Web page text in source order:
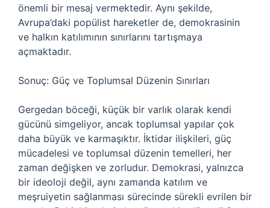
önemli bir mesaj vermektedir. Aynı şekilde,
Avrupa’daki popülist hareketler de, demokrasinin
ve halkın katılımının sınırlarını tartışmaya
açmaktadır.
Sonuç: Güç ve Toplumsal Düzenin Sınırları
Gergedan böceği, küçük bir varlık olarak kendi
gücünü simgeliyor, ancak toplumsal yapılar çok
daha büyük ve karmaşıktır. İktidar ilişkileri, güç
mücadelesi ve toplumsal düzenin temelleri, her
zaman değişken ve zorludur. Demokrasi, yalnızca
bir ideoloji değil, aynı zamanda katılım ve
meşruiyetin sağlanması sürecinde sürekli evrilen bir